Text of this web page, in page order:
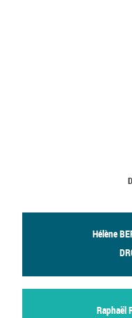
Hélène
Raphaël